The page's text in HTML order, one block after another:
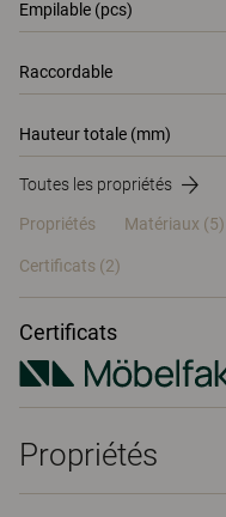
Empilable (pcs)
Raccordable
Hauteur totale (mm)
Toutes les propriétés
Propriétés Matériaux (5)
Certificats (2)
Certificats
Propriétés